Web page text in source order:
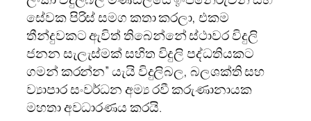
සේවක පිරිස් සමග කතා කරලා, එකම
තීන්දුවකට ඇවිත් තිබෙන්නේ ස්ථාවර විදුලි
ජනන සැලැස්මක් සහිත විදුලි පද්ධතියකට
ගමන් කරන්න” යැයි විදුලිබල, බලශක්ති සහ
ව්‍යාපාර සංවර්ධන අම්‍ය රවී කරුණානායක
මහතා අවධාරණය කරයි.